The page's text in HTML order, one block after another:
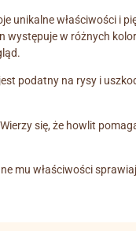
unikalne właściwości i
w różnych
podatny na rysy i
się, że howlit
mu właściwości